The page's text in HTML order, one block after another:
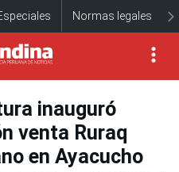
Normas legales
inauguró
venta Ruraq
en Ayacucho